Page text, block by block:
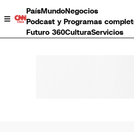
PaísMundoNegocios
Podcast y Programas
Futuro 360CulturaServicios